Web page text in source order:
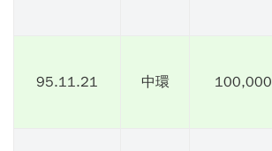
95.11.21 中環 100,000